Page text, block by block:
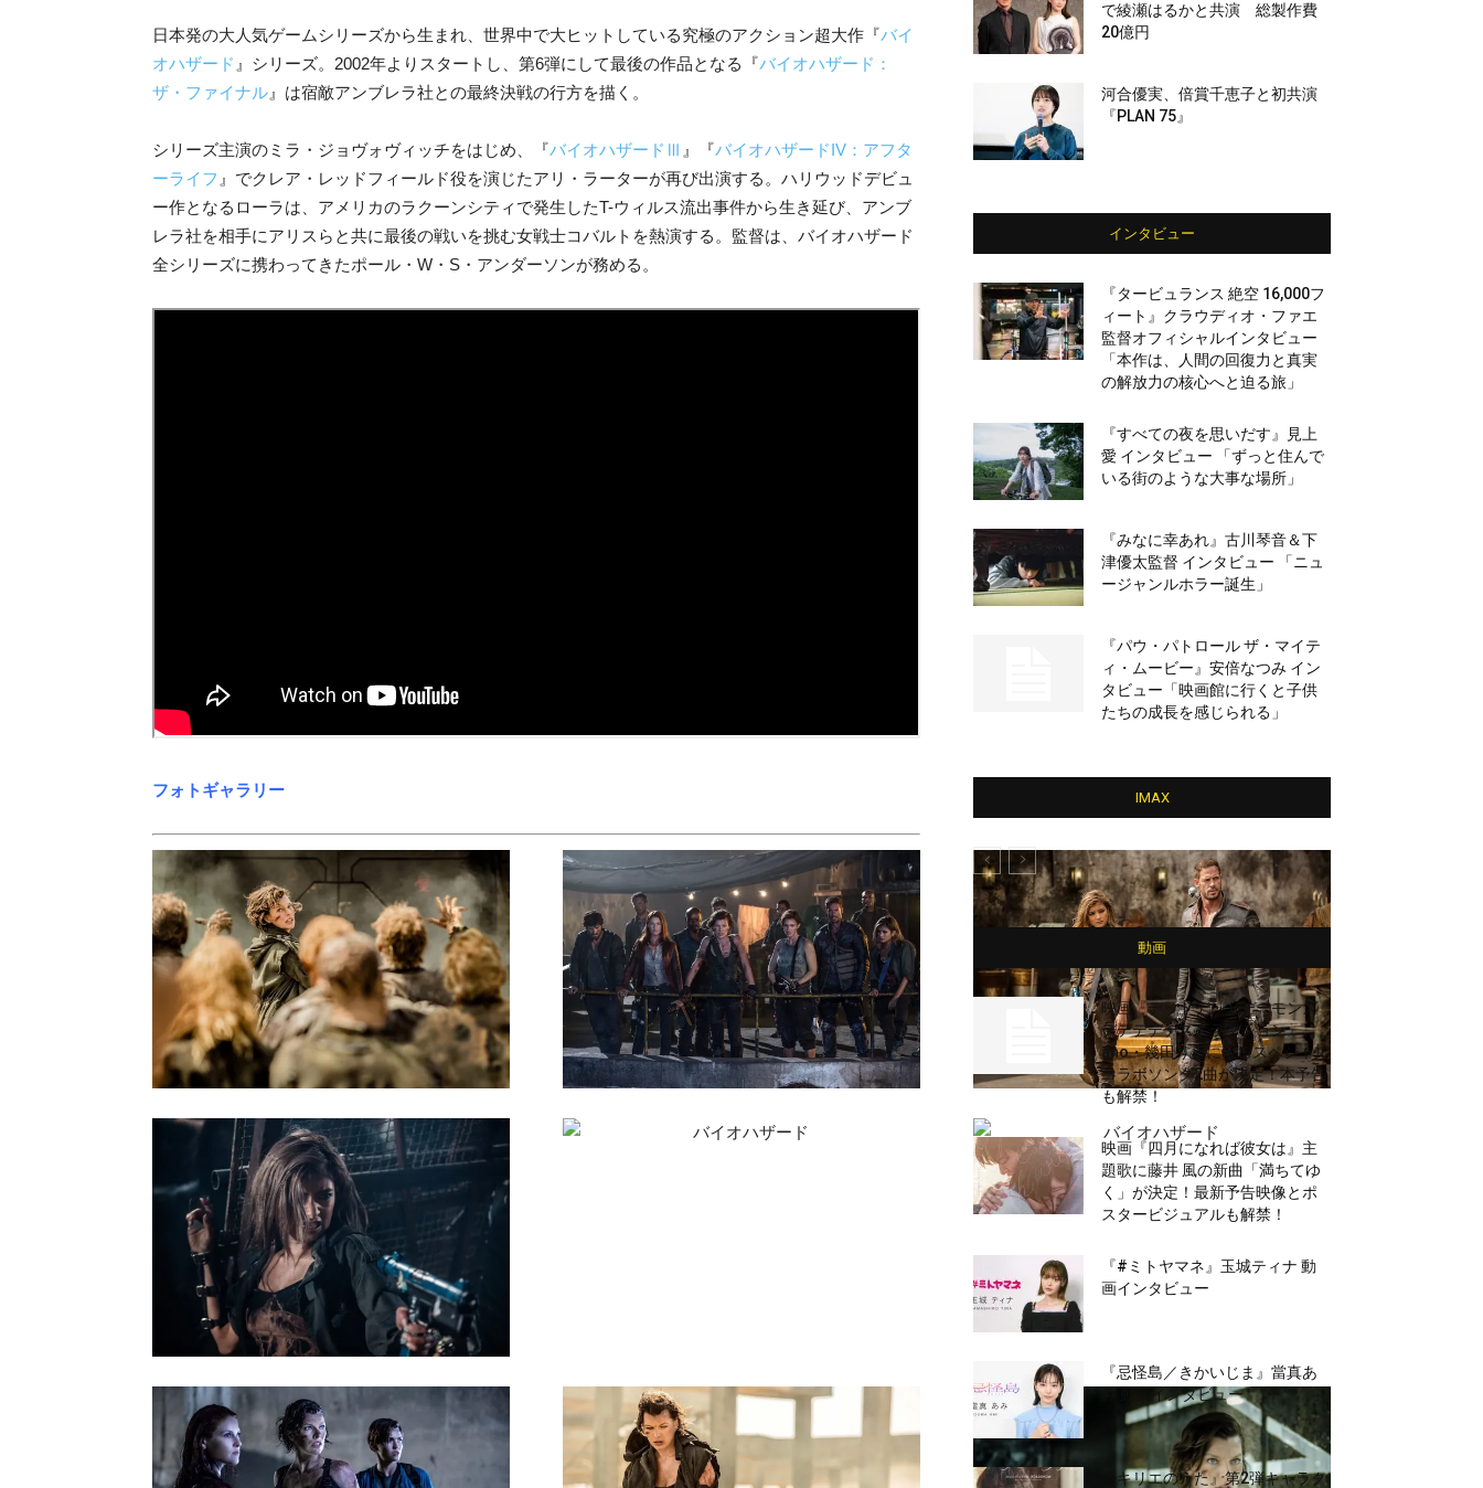
日本発の大人気ゲームシリーズから生まれ、世界中で大ヒットしている究極のアクション超大作『バイ
オハザード 』シリーズ。2002年よりスタートし、第6弾にして最後の作品となる『バイオハザード：
ザ・ファイナル 』は宿敵アンブレラ社との最終決戦の行方を描く。
シリーズ主演のミラ・ジョヴォヴィッチをはじめ、『バイオハザードⅢ 』『バイオハザードIV：アフタ
ーライフ 』でクレア・レッドフィールド役を演じたアリ・ラーターが再び出演する。ハリウッドデビュ
ー作となるローラは、アメリカのラクーンシティで発生したT-ウィルス流出事件から生き延び、アンブ
レラ社を相手にアリスらと共に最後の戦いを挑む女戦士コバルトを熱演する。監督は、バイオハザード
全シリーズに携わってきたポール・W・S・アンダーソンが務める。
フォトギャラリー
で綾瀬はるかと共演 総製作費
20億円
河合優実、倍賞千恵子と初共演
『PLAN 75』
インタビュー
『タービュランス 絶空 16,000フ
ィート』クラウディオ・ファエ
監督オフィシャルインタビュー
「本作は、人間の回復力と真実
の解放力の核心へと迫る旅」
『すべての夜を思いだす』見上
愛 インタビュー 「ずっと住んで
いる街のような大事な場所」
『みなに幸あれ』古川琴音＆下
津優太監督 インタビュー 「ニュ
ージャンルホラー誕生」
『パウ・パトロール ザ・マイテ
ィ・ムービー』安倍なつみ イン
タビュー「映画館に行くと子供
たちの成長を感じられる」
IMAX
動画
映画『デッドデッドデーモンズ
デデデデデストラクション』、
ano・幾田りらによるスペシャル
コラボソング2曲が決定！本予告
も解禁！
映画『四月になれば彼女は』主
題歌に藤井 風の新曲「満ちてゆ
く」が決定！最新予告映像とポ
スタービジュアルも解禁！
『#ミトヤマネ』玉城ティナ 動
画インタビュー
『忌怪島／きかいじま』當真あ
み 動画インタビュー
『キリエのうた』第2弾キャラク